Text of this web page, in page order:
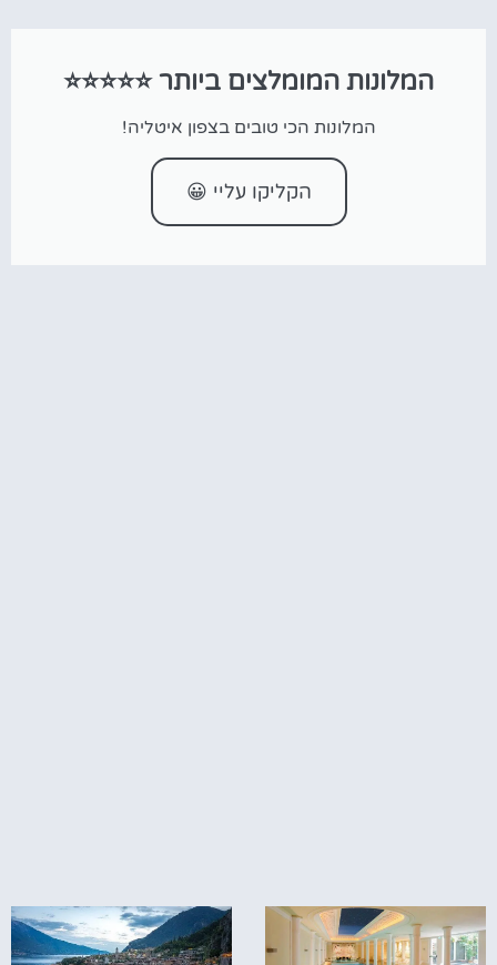
המלונות המומלצים ביותר ⭐⭐⭐⭐⭐
המלונות הכי טובים בצפון איטליה!
הקליקו עליי 😀